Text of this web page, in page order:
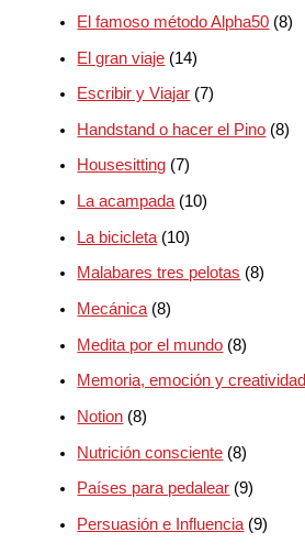
El famoso método Alpha50 (8)
El gran viaje (14)
Escribir y Viajar (7)
Handstand o hacer el Pino (8)
Housesitting (7)
La acampada (10)
La bicicleta (10)
Malabares tres pelotas (8)
Mecánica (8)
Medita por el mundo (8)
Memoria, emoción y creatividad
Notion (8)
Nutrición consciente (8)
Países para pedalear (9)
Persuasión e Influencia (9)